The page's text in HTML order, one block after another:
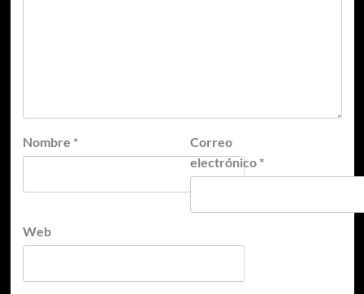
Nombre *
Correo
electrónico *
Web